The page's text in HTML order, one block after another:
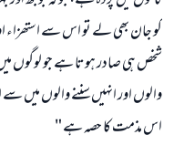
كو جان بھى لے تو اس سے استھزاء
شخص ہى صادر ہوتا ہے جو لوگوں
والوں اور انہيں سننے والوں ميں
اس مذمت كا حصہ ہے "